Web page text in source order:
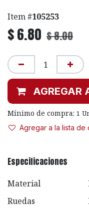
Item #105253
$6.80 $8.00
AGREGAR
Mínimo de compra: 1
Agregar a la lista de
Especificaciones
Material
Ruedas